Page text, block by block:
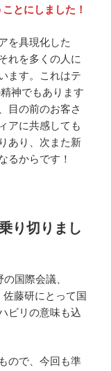
とにしました！
を具現化した
れを多くの人に
ます。これはテ
神でもあります
目の前のお客さ
アに共感しても
あり、次また新
るからです！
り切りまし
国際会議、
藤研にとって国
ビリの意味も込
ので、今回も準